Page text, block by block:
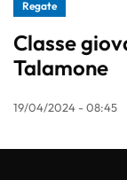
Regate
Classe
Talamone
19/04/2024 - 08:45